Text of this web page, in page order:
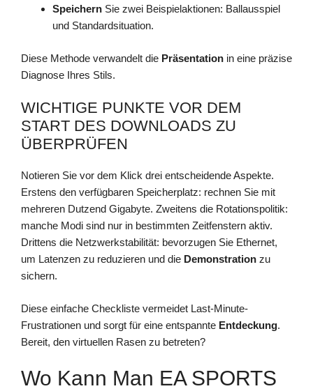
Speichern Sie zwei Beispielaktionen: Ballausspiel
und Standardsituation.
Diese Methode verwandelt die Präsentation in eine präzise
Diagnose Ihres Stils.
WICHTIGE PUNKTE VOR DEM
START DES DOWNLOADS ZU
ÜBERPRÜFEN
Notieren Sie vor dem Klick drei entscheidende Aspekte.
Erstens den verfügbaren Speicherplatz: rechnen Sie mit
mehreren Dutzend Gigabyte. Zweitens die Rotationspolitik:
manche Modi sind nur in bestimmten Zeitfenstern aktiv.
Drittens die Netzwerkstabilität: bevorzugen Sie Ethernet,
um Latenzen zu reduzieren und die Demonstration zu
sichern.
Diese einfache Checkliste vermeidet Last-Minute-
Frustrationen und sorgt für eine entspannte Entdeckung.
Bereit, den virtuellen Rasen zu betreten?
Wo Kann Man EA SPORTS